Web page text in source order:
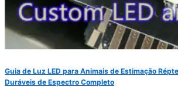
Guia de Luz LED para Animais de Estimação
Duráveis de Espectro Completo